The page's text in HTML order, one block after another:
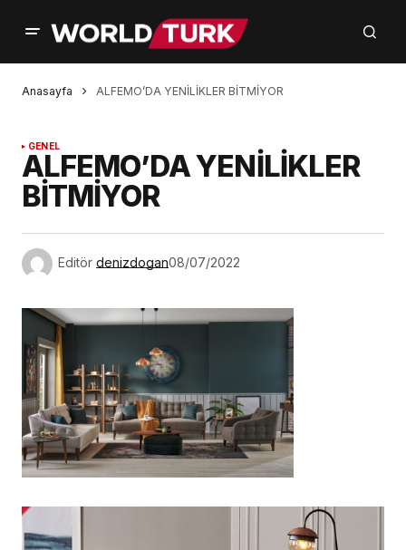
Anasayfa ALFEMO’DA YENİLİKLER BİTMİYOR
GENEL
ALFEMO’DA YENİLİKLER
BİTMİYOR
Editör denizdogan08/07/2022